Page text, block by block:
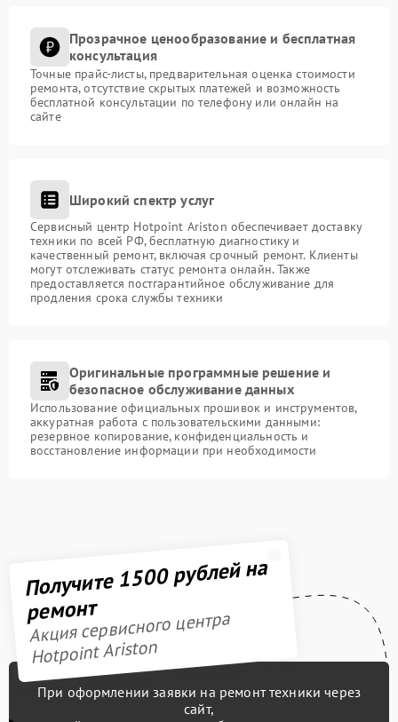
Прозрачное ценообразование и бесплатная
консультация
Точные прайс-листы, предварительная оценка стоимости
ремонта, отсутствие скрытых платежей и возможность
бесплатной консультации по телефону или онлайн на
сайте
Широкий спектр услуг
Сервисный центр Hotpoint Ariston обеспечивает доставку
техники по всей РФ, бесплатную диагностику и
качественный ремонт, включая срочный ремонт. Клиенты
могут отслеживать статус ремонта онлайн. Также
предоставляется постгарантийное обслуживание для
продления срока службы техники
Оригинальные программные решение и
безопасное обслуживание данных
Использование официальных прошивок и инструментов,
аккуратная работа с пользовательскими данными:
резервное копирование, конфиденциальность и
восстановление информации при необходимости
Получите 1500 рублей на
ремонт
Акция сервисного центра
Hotpoint Ariston
При оформлении заявки на ремонт техники через
сайт,